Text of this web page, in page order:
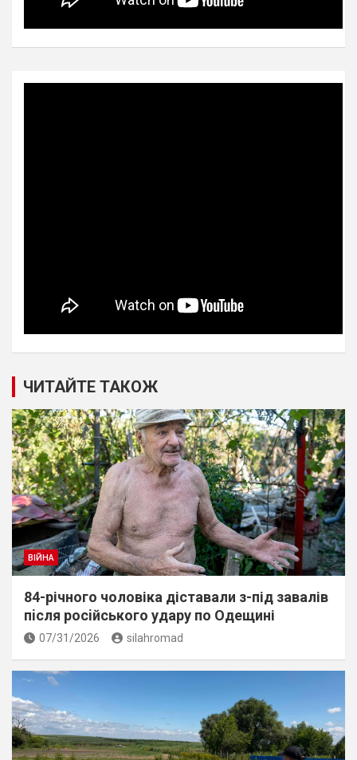
ЧИТАЙТЕ ТАКОЖ
ВІЙНА
84-річного чоловіка діставали з-під завалів
пiсля росiйського удару по Одещині
07/31/2026 silahromad